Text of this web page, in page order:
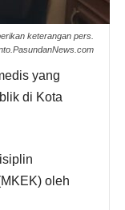
keterangan pers.
yang
di Kota
oleh